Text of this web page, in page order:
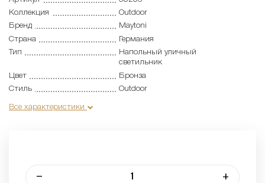
Коллекция
Outdoor
Бренд
Maytoni
Страна
Германия
Тип
Напольный уличный
светильник
Цвет
Бронза
Стиль
Outdoor
Все характеристики
– +